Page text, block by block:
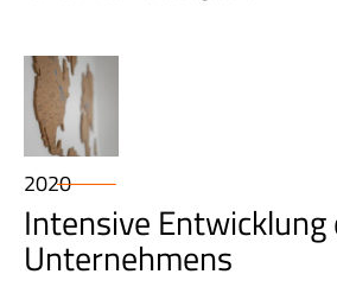
2020
Intensive Entwicklung
Unternehmens